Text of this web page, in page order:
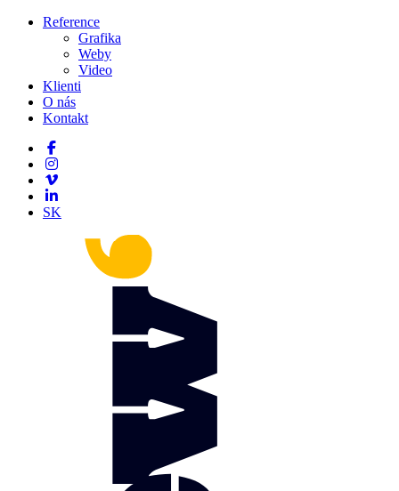
Reference
Grafika
Weby
Video
Klienti
O nás
Kontakt
SK